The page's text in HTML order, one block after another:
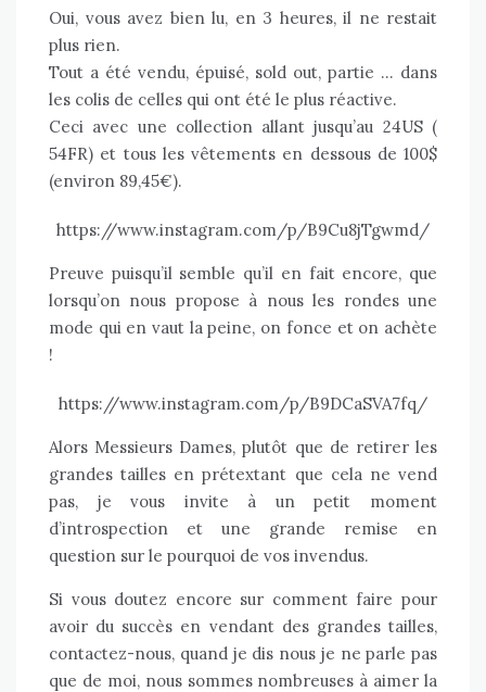
Oui, vous avez bien lu, en 3 heures, il ne restait
plus rien.
Tout a été vendu, épuisé, sold out, partie … dans
les colis de celles qui ont été le plus réactive.
Ceci avec une collection allant jusqu’au 24US (
54FR) et tous les vêtements en dessous de 100$
(environ 89,45€).
https://www.instagram.com/p/B9Cu8jTgwmd/
Preuve puisqu’il semble qu’il en fait encore, que
lorsqu’on nous propose à nous les rondes une
mode qui en vaut la peine, on fonce et on achète
!
https://www.instagram.com/p/B9DCaSVA7fq/
Alors Messieurs Dames, plutôt que de retirer les
grandes tailles en prétextant que cela ne vend
pas, je vous invite à un petit moment
d’introspection et une grande remise en
question sur le pourquoi de vos invendus.
Si vous doutez encore sur comment faire pour
avoir du succès en vendant des grandes tailles,
contactez-nous, quand je dis nous je ne parle pas
que de moi, nous sommes nombreuses à aimer la